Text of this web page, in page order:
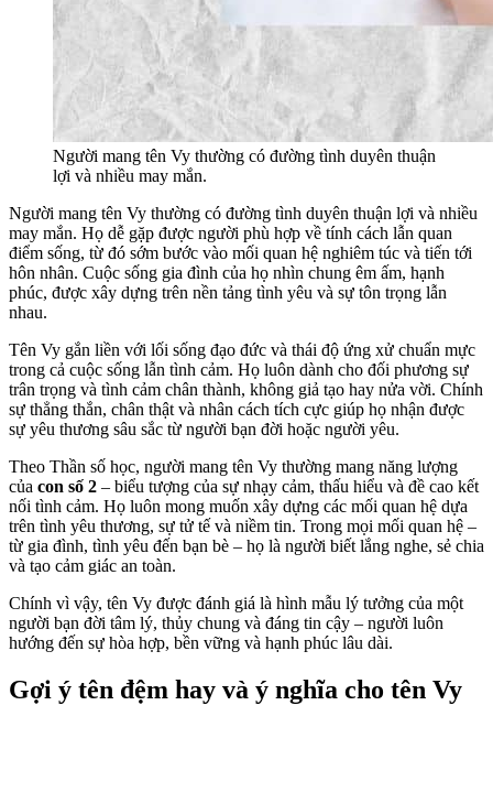
Người mang tên Vy thường có đường tình duyên thuận
lợi và nhiều may mắn.
Người mang tên Vy thường có đường tình duyên thuận lợi và nhiều
may mắn. Họ dễ gặp được người phù hợp về tính cách lẫn quan
điểm sống, từ đó sớm bước vào mối quan hệ nghiêm túc và tiến tới
hôn nhân. Cuộc sống gia đình của họ nhìn chung êm ấm, hạnh
phúc, được xây dựng trên nền tảng tình yêu và sự tôn trọng lẫn
nhau.
Tên Vy gắn liền với lối sống đạo đức và thái độ ứng xử chuẩn mực
trong cả cuộc sống lẫn tình cảm. Họ luôn dành cho đối phương sự
trân trọng và tình cảm chân thành, không giả tạo hay nửa vời. Chính
sự thẳng thắn, chân thật và nhân cách tích cực giúp họ nhận được
sự yêu thương sâu sắc từ người bạn đời hoặc người yêu.
Theo Thần số học, người mang tên Vy thường mang năng lượng
của con số 2 – biểu tượng của sự nhạy cảm, thấu hiểu và đề cao kết
nối tình cảm. Họ luôn mong muốn xây dựng các mối quan hệ dựa
trên tình yêu thương, sự tử tế và niềm tin. Trong mọi mối quan hệ –
từ gia đình, tình yêu đến bạn bè – họ là người biết lắng nghe, sẻ chia
và tạo cảm giác an toàn.
Chính vì vậy, tên Vy được đánh giá là hình mẫu lý tưởng của một
người bạn đời tâm lý, thủy chung và đáng tin cậy – người luôn
hướng đến sự hòa hợp, bền vững và hạnh phúc lâu dài.
Gợi ý tên đệm hay và ý nghĩa cho tên Vy